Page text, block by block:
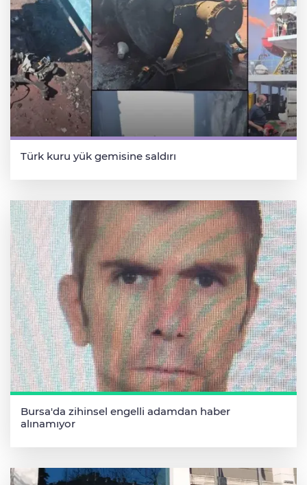
Türk kuru yük gemisine saldırı
Bursa'da zihinsel engelli adamdan haber
alınamıyor